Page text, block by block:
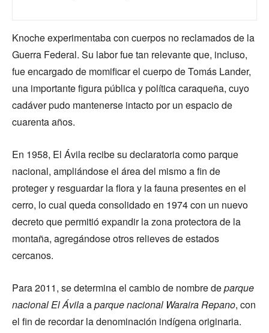
Knoche experimentaba con cuerpos no reclamados de la
Guerra Federal. Su labor fue tan relevante que, incluso,
fue encargado de momificar el cuerpo de Tomás Lander,
una importante figura pública y política caraqueña, cuyo
cadáver pudo mantenerse intacto por un espacio de
cuarenta años.
En 1958, El Ávila recibe su declaratoria como parque
nacional, ampliándose el área del mismo a fin de
proteger y resguardar la flora y la fauna presentes en el
cerro, lo cual queda consolidado en 1974 con un nuevo
decreto que permitió expandir la zona protectora de la
montaña, agregándose otros relieves de estados
cercanos.
Para 2011, se determina el cambio de nombre deparque
nacional El Ávilaaparque nacional Waraira Repano, con
el fin de recordar la denominación indígena originaria.